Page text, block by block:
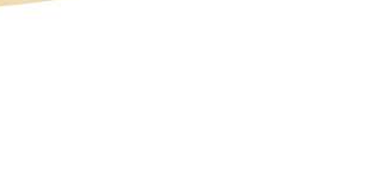
0.0. Click to rate.